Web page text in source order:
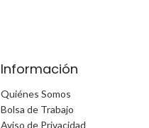
Información
Quiénes Somos
Bolsa de Trabajo
Aviso de Privacidad